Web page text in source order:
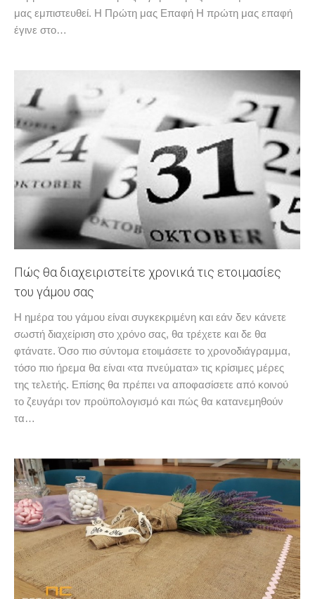
μας εμπιστευθεί. Η Πρώτη μας Επαφή Η πρώτη μας επαφή
έγινε στο…
Πώς θα διαχειριστείτε χρονικά τις ετοιμασίες
του γάμου σας
Η ημέρα του γάμου είναι συγκεκριμένη και εάν δεν κάνετε
σωστή διαχείριση στο χρόνο σας, θα τρέχετε και δε θα
φτάνατε. Όσο πιο σύντομα ετοιμάσετε το χρονοδιάγραμμα,
τόσο πιο ήρεμα θα είναι «τα πνεύματα» τις κρίσιμες μέρες
της τελετής. Επίσης θα πρέπει να αποφασίσετε από κοινού
το ζευγάρι τον προϋπολογισμό και πώς θα κατανεμηθούν
τα…